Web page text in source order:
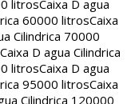
litrosCaixa D agua
60000 litrosCaixa
Cilindrica 70000
Caixa D agua Cilindrica
litrosCaixa D agua
95000 litrosCaixa
Cilindrica 120000